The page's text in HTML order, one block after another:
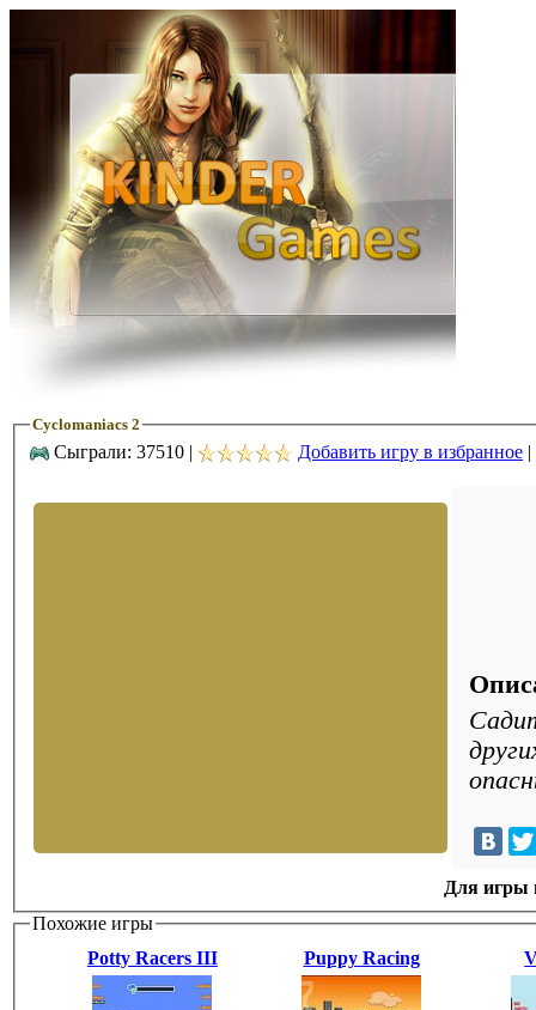
Cyclomaniacs 2
Сыграли: 37510 | Добавить игру в избранное |
Для игры
Похожие игры
Potty Racers III
Puppy Racing